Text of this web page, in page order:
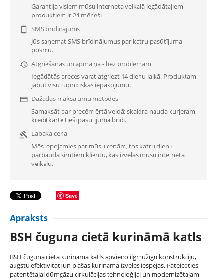
Garantija visiem mūsu interneta veikalā iegādātajiem
produktiem ir 24 mēneši

SMS brīdinājums
Jūs saņemat SMS brīdinājumus par katru pasūtījuma
posmu.
 Atgriešanās un apmaiņa - bez problēmām
Iegādātās preces varat atgriezt 14 dienu laikā. Produktam
jābūt visu rūpnīciskas iepakojumu.
 Dažādas maksājumu metodes
Samaksāt par precēm ērtā veidā: skaidra nauda kurjeram,
kredītkarte tieši pasūtījuma brīdī.

Labākā cena
Mēs lepojamies par mūsu cenām, tos katru dienu
pārbauda simtiem klientu, kas izvēlas mūsu interneta
veikalu.
Save
Apraksts
BSH čuguna cietā kurināmā katls
BSH čuguna cietā kurināmā katls apvieno ilgmūžīgu konstrukciju,
augstu efektivitāti un plašas kurināmā izvēles iespējas. Pateicoties
patentētajai dūmgāzu cirkulācijas tehnoloģijai un modernizētajam